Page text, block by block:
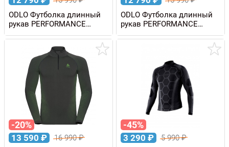
ODLO Футболка длинный
рукав PERFORMANCE
WARM Eco женская
ODLO Футболка длинный
рукав PERFORMANCE
WARM Eco мужская
-20%
13 590 ₽ 16 990₽
-45%
3 290 ₽ 5 990₽